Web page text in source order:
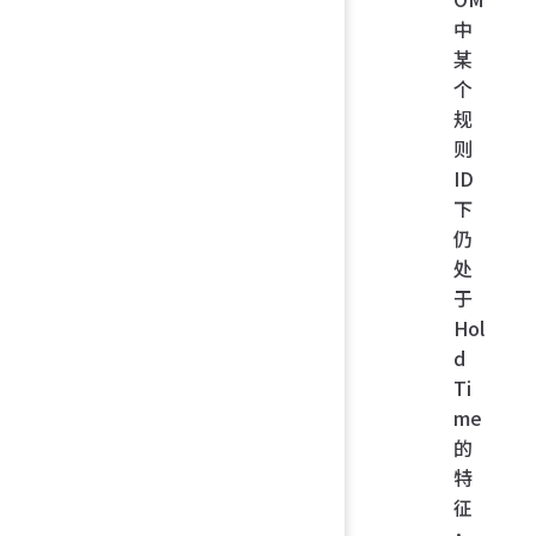
中
某
个
规
则
ID
下
仍
处
于
Hol
d
Ti
me
的
特
征